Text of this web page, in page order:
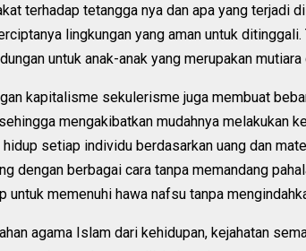
terhadap tetangga nya dan apa yang terjadi
lingkungan yang aman untuk
untuk anak-anak yang merupakan
kapitalisme sekulerisme juga membuat
mengakibatkan mudahnya melakukan
setiap individu berdasarkan uang dan
dengan berbagai cara tanpa memandang
untuk memenuhi hawa nafsu tanpa
agama Islam dari kehidupan, kejahatan